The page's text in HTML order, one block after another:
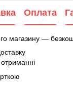
Оплата
магазину —